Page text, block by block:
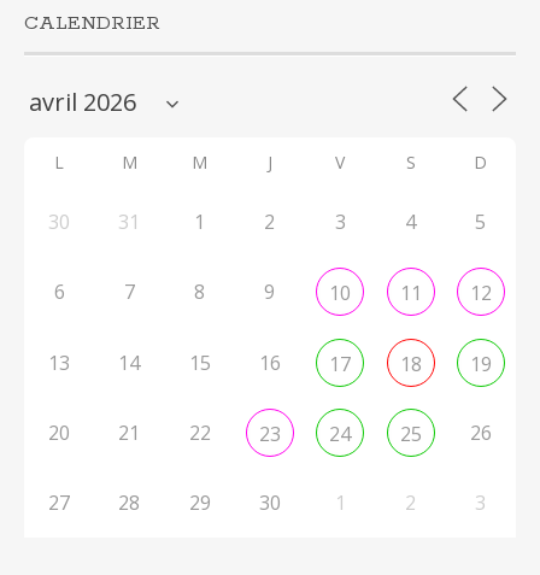
CALENDRIER
L M M J V S D
30 31 1 2 3 4 5
6 7 8 9 10 11 12
13 14 15 16 17 18 19
20 21 22 23 24 25 26
27 28 29 30 1 2 3